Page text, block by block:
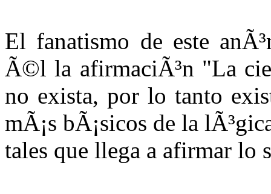
El fanatismo de este
Ã©l la afirmaciÃ³n "La
no exista, por lo tanto
mÃ¡s bÃ¡sicos de la
tales que llega a afirmar lo